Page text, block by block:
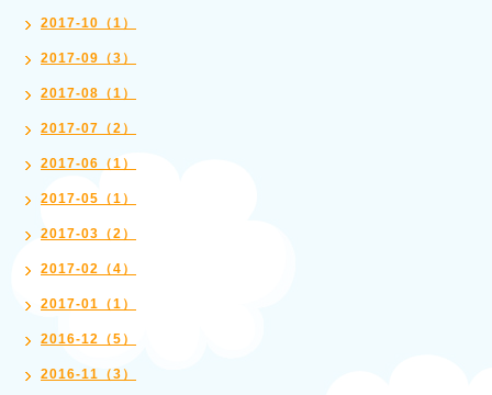
2017-10（1）
2017-09（3）
2017-08（1）
2017-07（2）
2017-06（1）
2017-05（1）
2017-03（2）
2017-02（4）
2017-01（1）
2016-12（5）
2016-11（3）